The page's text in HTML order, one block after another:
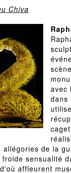
Chiva
avec
dans
allégories de la
sensualité
affleurent